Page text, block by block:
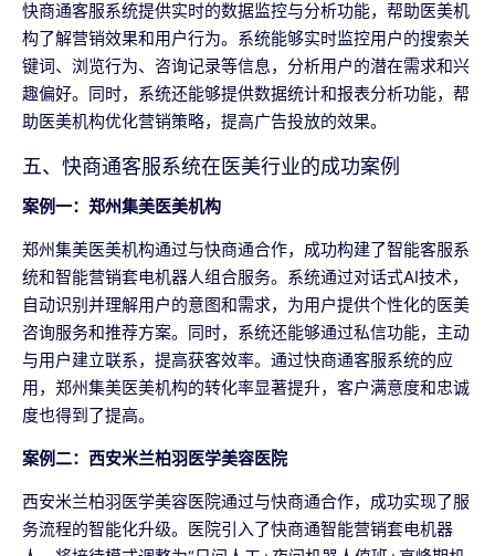
快商通客服系统提供实时的数据监控与分析功能，帮助医美机
构了解营销效果和用户行为。系统能够实时监控用户的搜索关
键词、浏览行为、咨询记录等信息，分析用户的潜在需求和兴
趣偏好。同时，系统还能够提供数据统计和报表分析功能，帮
助医美机构优化营销策略，提高广告投放的效果。
五、快商通客服系统在医美行业的成功案例
案例一：郑州集美医美机构
郑州集美医美机构通过与快商通合作，成功构建了智能客服系
统和智能营销套电机器人组合服务。系统通过对话式AI技术，
自动识别并理解用户的意图和需求，为用户提供个性化的医美
咨询服务和推荐方案。同时，系统还能够通过私信功能，主动
与用户建立联系，提高获客效率。通过快商通客服系统的应
用，郑州集美医美机构的转化率显著提升，客户满意度和忠诚
度也得到了提高。
案例二：西安米兰柏羽医学美容医院
西安米兰柏羽医学美容医院通过与快商通合作，成功实现了服
务流程的智能化升级。医院引入了快商通智能营销套电机器